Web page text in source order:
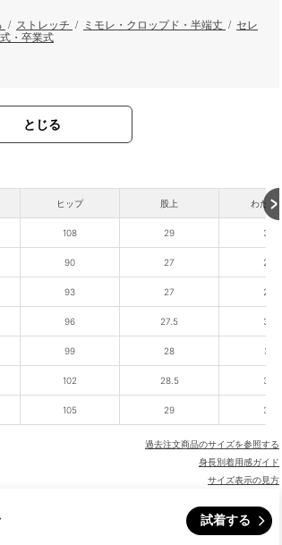
/ ストレッチ / ミモレ・クロップド・半端丈 / セレ
・卒業式
とじる
ヒップ 股上 わたり幅
108 29 34
90 27 28
93 27 29
96 27.5 30
99 28 31
102 28.5 32
105 29 33
過去注文商品のサイズを参照する
身長別着用感ガイド
サイズ表示の見方
試着する